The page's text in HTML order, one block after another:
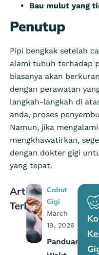
Bau mulut yang
Penutup
Pipi bengkak setelah
alami tubuh terhadap
biasanya akan
dengan perawatan
langkah-langkah di
anda, proses
Namun, jika
mengkhawatirkan,
dengan dokter gigi
yang tepat.
Artikel
Terkait
Cabut
Gigi
March
19, 2026
Panduan